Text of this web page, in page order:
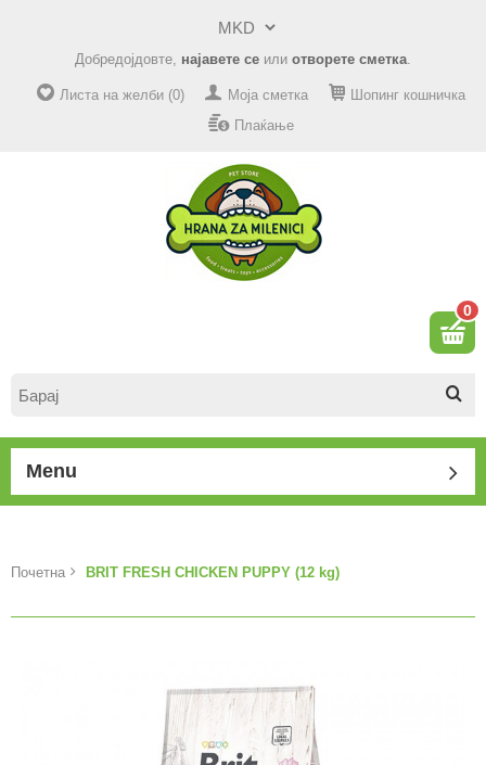
Добредојдовте, најавете се или отворете сметка.
Листа на желби (0) Моја сметка
Шопинг кошничка
Плаќање
0
Menu
Почетна BRIT FRESH CHICKEN PUPPY (12 kg)